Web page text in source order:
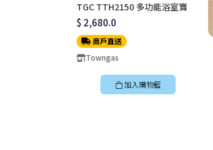
TGC TTH2150 多功能浴室寶
$ 2,680.0
商戶直送
Towngas
加入購物籃